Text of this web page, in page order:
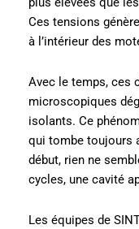
Ces tensions
à l’intérieur des
Avec le temps, ces
microscopiques
isolants. Ce
qui tombe toujours
début, rien ne
cycles, une cavité
Les équipes de